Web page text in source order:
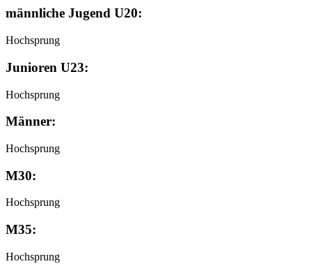
männliche Jugend U20:
Hochsprung
Junioren U23:
Hochsprung
Männer:
Hochsprung
M30:
Hochsprung
M35:
Hochsprung